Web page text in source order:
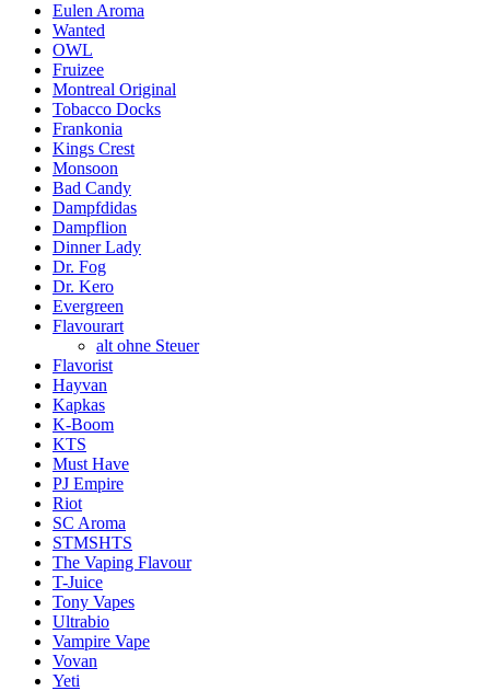
Eulen Aroma
Wanted
OWL
Fruizee
Montreal Original
Tobacco Docks
Frankonia
Kings Crest
Monsoon
Bad Candy
Dampfdidas
Dampflion
Dinner Lady
Dr. Fog
Dr. Kero
Evergreen
Flavourart
alt ohne Steuer
Flavorist
Hayvan
Kapkas
K-Boom
KTS
Must Have
PJ Empire
Riot
SC Aroma
STMSHTS
The Vaping Flavour
T-Juice
Tony Vapes
Ultrabio
Vampire Vape
Vovan
Yeti